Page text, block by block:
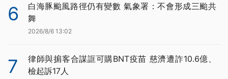
6
白海豚颱風路徑仍有變數 氣象署：不會形成三颱共
舞
2026/8/6 13:02
7
律師與掮客合謀誆可購BNT疫苗 慈濟遭詐10.6億、
檢起訴17人